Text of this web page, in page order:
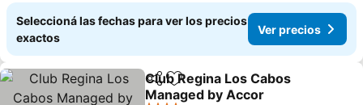
Seleccioná las fechas para ver los precios
exactos
Ver precios
CompartirAñadir a favoritos
Club Regina Los Cabos
Managed by Accor